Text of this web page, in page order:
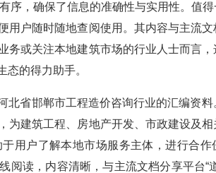
序，确保了信息的准确性与实用性。值
用户随时随地查阅使用。其内容与主流
务或关注本地建筑市场的行业人士而言
的得力助手。
北省邯郸市工程造价咨询行业的汇编资
建筑工程、房地产开发、市政建设及相
用户了解本地市场服务主体，进行合作
读，内容清晰，与主流文档分享平台“